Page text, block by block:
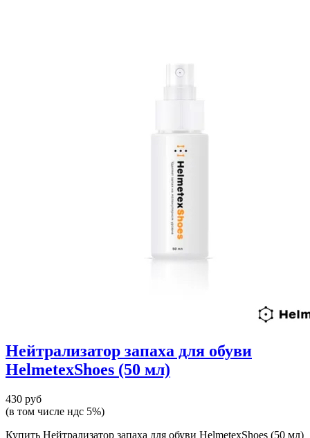
Нейтрализатор запаха для обуви
HelmetexShoes (50 мл)
430 руб
(в том числе ндс 5%)
Купить Нейтрализатор запаха для обуви HelmetexShoes (50 мл)